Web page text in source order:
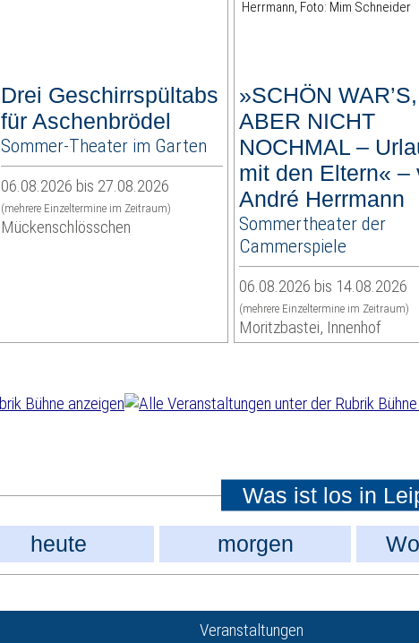
Drei Geschirrspültabs
für Aschenbrödel
Sommer-Theater im Garten
06.08.2026 bis 27.08.2026
(mehrere Einzeltermine im Zeitraum)
Mückenschlösschen
»SCHÖN WAR’S,
ABER NICHT
NOCHMAL –
mit den Eltern« –
André Herrmann
Sommertheater der
Cammerspiele
06.08.2026 bis 14.08.2026
(mehrere Einzeltermine im Zeitraum)
Moritzbastei, Innenhof
Was ist los in
heute morgen
Veranstaltungen